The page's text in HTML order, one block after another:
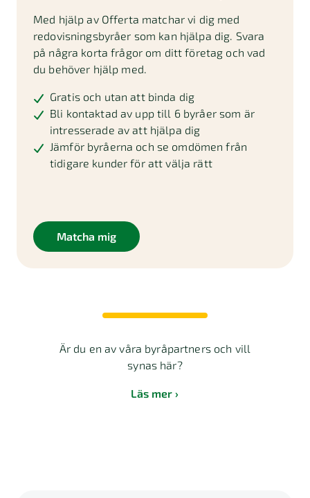
Med hjälp av Offerta matchar vi dig med
redovisningsbyråer som kan hjälpa dig. Svara
på några korta frågor om ditt företag och vad
du behöver hjälp med.
Gratis och utan att binda dig
Bli kontaktad av upp till 6 byråer som är
intresserade av att hjälpa dig
Jämför byråerna och se omdömen från
tidigare kunder för att välja rätt
Matcha mig
Är du en av våra byråpartners och vill
synas här?
Läs mer